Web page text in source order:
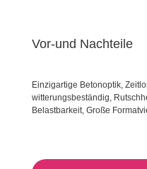
Vor-und Nachteile
Einzigartige Betonoptik,
witterungsbeständig,
Belastbarkeit, Große